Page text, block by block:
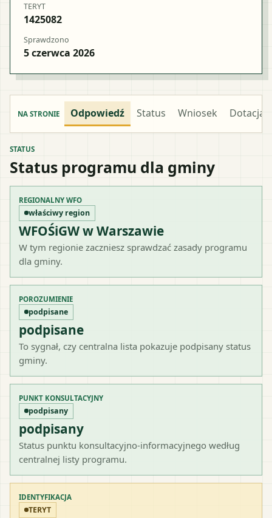
TERYT
1425082
Sprawdzono
5 czerwca 2026
NA STRONIE Odpowiedź Status Wniosek Dotacja
STATUS
Status programu dla gminy
REGIONALNY WFO
właściwy region
WFOŚiGW w Warszawie
W tym regionie zaczniesz sprawdzać zasady programu
dla gminy.
POROZUMIENIE
podpisane
podpisane
To sygnał, czy centralna lista pokazuje podpisany status
gminy.
PUNKT KONSULTACYJNY
podpisany
podpisany
Status punktu konsultacyjno-informacyjnego według
centralnej listy programu.
IDENTYFIKACJA
TERYT